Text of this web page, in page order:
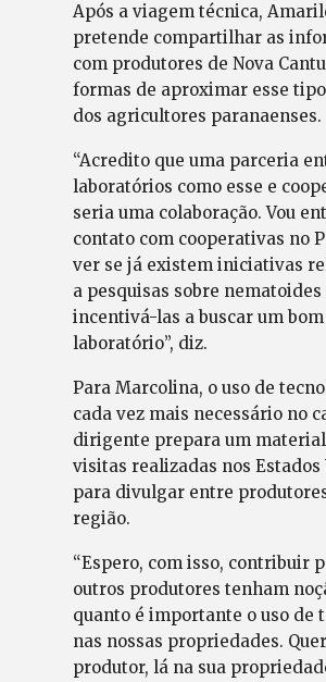
Após a viagem técnica,
pretende compartilhar as
com produtores de Nova
formas de aproximar esse
dos agricultores paranaenses.
“Acredito que uma parceria
laboratórios como esse e
seria uma colaboração. Vou
contato com cooperativas no
ver se já existem iniciativas
a pesquisas sobre nematoides
incentivá-las a buscar um bom
laboratório”, diz.
Para Marcolina, o uso de
cada vez mais necessário no
dirigente prepara um material
visitas realizadas nos Estados
para divulgar entre
região.
“Espero, com isso, contribuir
outros produtores tenham
quanto é importante o uso de
nas nossas propriedades.
produtor, lá na sua